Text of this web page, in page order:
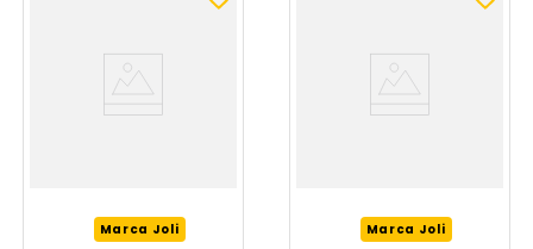
Marca Joli Marca Joli